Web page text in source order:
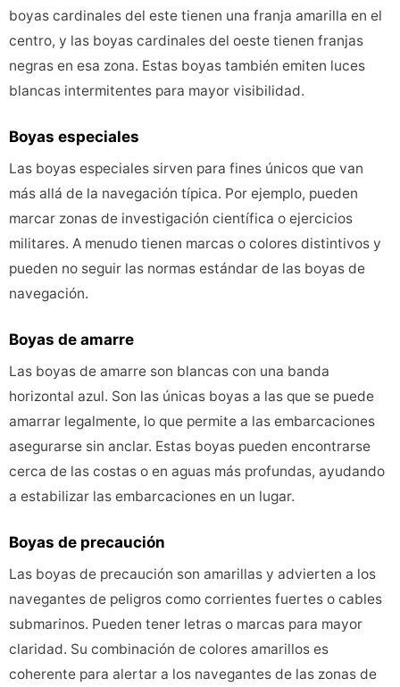
boyas cardinales del este tienen una franja amarilla en el
centro, y las boyas cardinales del oeste tienen franjas
negras en esa zona. Estas boyas también emiten luces
blancas intermitentes para mayor visibilidad.
Boyas especiales
Las boyas especiales sirven para fines únicos que van
más allá de la navegación típica. Por ejemplo, pueden
marcar zonas de investigación científica o ejercicios
militares. A menudo tienen marcas o colores distintivos y
pueden no seguir las normas estándar de las boyas de
navegación.
Boyas de amarre
Las boyas de amarre son blancas con una banda
horizontal azul. Son las únicas boyas a las que se puede
amarrar legalmente, lo que permite a las embarcaciones
asegurarse sin anclar. Estas boyas pueden encontrarse
cerca de las costas o en aguas más profundas, ayudando
a estabilizar las embarcaciones en un lugar.
Boyas de precaución
Las boyas de precaución son amarillas y advierten a los
navegantes de peligros como corrientes fuertes o cables
submarinos. Pueden tener letras o marcas para mayor
claridad. Su combinación de colores amarillos es
coherente para alertar a los navegantes de las zonas de